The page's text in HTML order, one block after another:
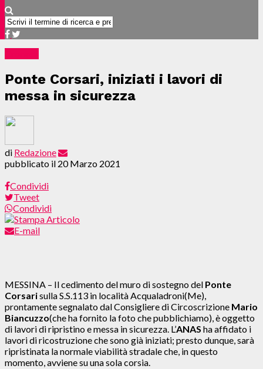
Ponte Corsari, iniziati i lavori di
messa in sicurezza
di Redazione
pubblicato il 20 Marzo 2021
Condividi
Tweet
Condividi
E-mail
MESSINA – Il cedimento del muro di sostegno del Ponte
Corsarisulla S.S.113 in località Acqualadroni(Me),
prontamente segnalato dal Consigliere di Circoscrizione Mario
Biancuzzo(che ha fornito la foto che pubblichiamo), è oggetto
di lavori di ripristino e messa in sicurezza. L’ANAS ha affidato i
lavori di ricostruzione che sono già iniziati; presto dunque, sarà
ripristinata la normale viabilità stradale che, in questo
momento, avviene su una sola corsia.